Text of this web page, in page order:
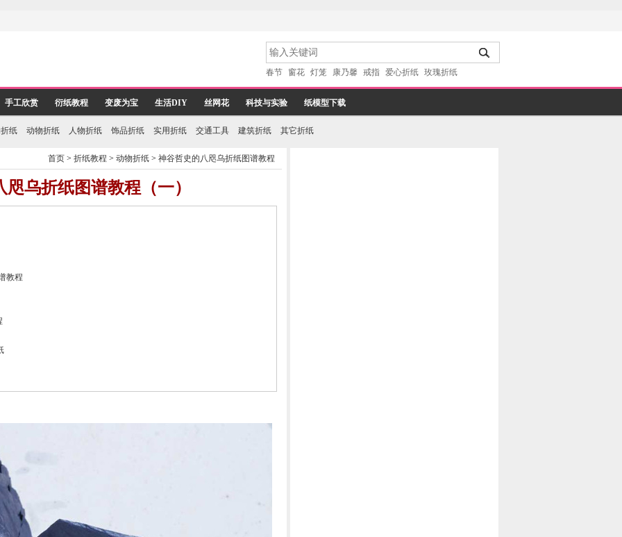
春节 窗花 灯笼 康乃馨 戒指 爱心折纸 玫瑰折纸
手工欣赏 衍纸教程 变废为宝 生活DIY 丝网花 科技与实验 纸模型下载
纸 动物折纸 人物折纸 饰品折纸 实用折纸 交通工具 建筑折纸 其它折纸
首页 >折纸教程 >动物折纸 >神谷哲史的八咫乌折纸图谱教程
乌折纸图谱教程（一）
教程